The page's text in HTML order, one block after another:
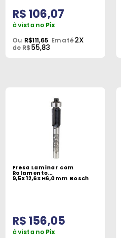
R$ 106,07
à vista no Pix
Ou R$111,65 Em até2X
de R$55,83
Fresa Laminar com
Rolamento
9,5X12,6XH6,0mm Bosch
R$ 156,05
à vista no Pix